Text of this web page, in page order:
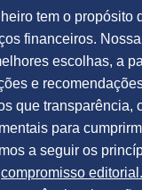
tem o propósito
financeiros.
escolhas, a
e
que transparência,
para
a seguir os
compromisso editorial.